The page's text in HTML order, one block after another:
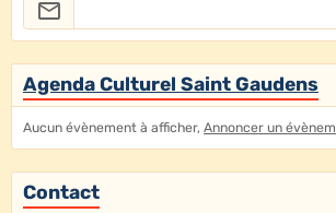
Agenda Culturel Saint Gaudens
Aucun évènement à afficher, Annoncer un
Contact